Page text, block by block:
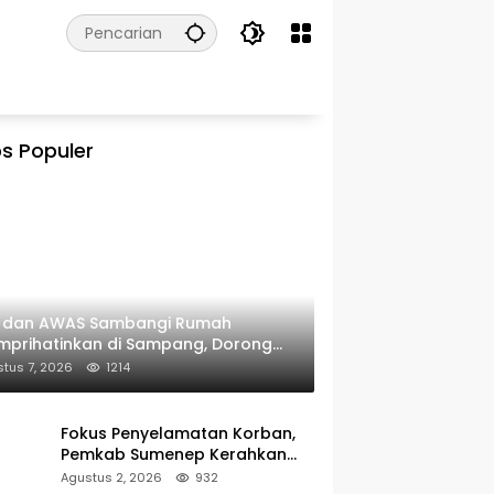
Populer
dan AWAS Sambangi Rumah
di Sampang, Dorong
Beri Bantuan RTLH
7, 2026 1214
Fokus Penyelamatan Korban,
Pemkab Sumenep Kerahkan
Tim Medis dan Ambulans ke
Agustus 2, 2026 932